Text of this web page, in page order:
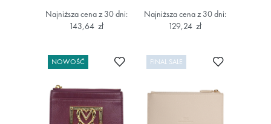
Najniższa cena z 30 dni:
143,64 zł
Najniższa cena z 30 dni:
129,24 zł
NOWOŚĆ Dodaj do ulubionych
FINAL SALE Dodaj do